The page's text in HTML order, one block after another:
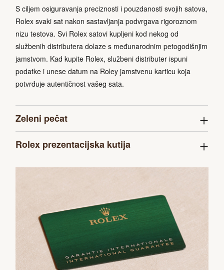
S ciljem osiguravanja preciznosti i pouzdanosti svojih satova,
Rolex svaki sat nakon sastavljanja podvrgava rigoroznom
nizu testova. Svi Rolex satovi kupljeni kod nekog od
službenih distributera dolaze s međunarodnim petogodišnjim
jamstvom. Kad kupite Rolex, službeni distributer ispuni
podatke i unese datum na Roley jamstvenu karticu koja
potvrđuje autentičnost vašeg sata.
Zeleni pečat
Rolex prezentacijska kutija